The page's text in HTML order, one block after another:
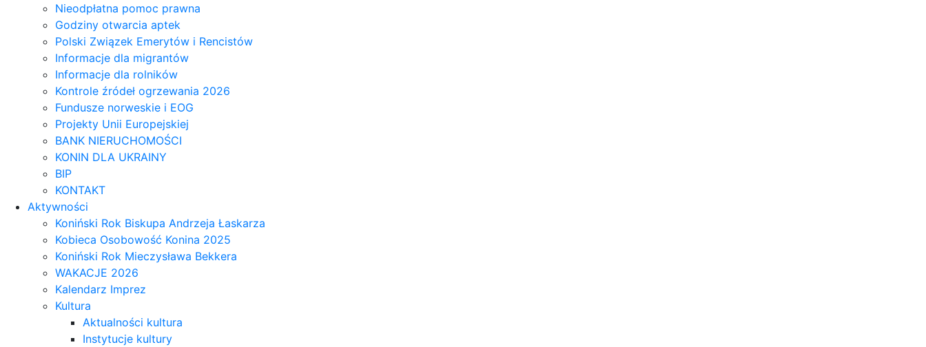
Nieodpłatna pomoc prawna
Godziny otwarcia aptek
Polski Związek Emerytów i Rencistów
Informacje dla migrantów
Informacje dla rolników
Kontrole źródeł ogrzewania 2026
Fundusze norweskie i EOG
Projekty Unii Europejskiej
BANK NIERUCHOMOŚCI
KONIN DLA UKRAINY
BIP
KONTAKT
Aktywności
Koniński Rok Biskupa Andrzeja Łaskarza
Kobieca Osobowość Konina 2025
Koniński Rok Mieczysława Bekkera
WAKACJE 2026
Kalendarz Imprez
Kultura
Aktualności kultura
Instytucje kultury